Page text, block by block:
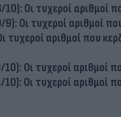
Οι τυχεροί αριθμοί
Οι τυχεροί αριθμοί
τυχεροί αριθμοί που
Οι τυχεροί αριθμοί
Οι τυχεροί αριθμοί